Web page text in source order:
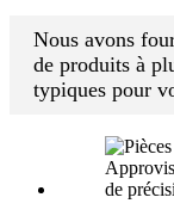
Nous avons
de produits à
typiques pour